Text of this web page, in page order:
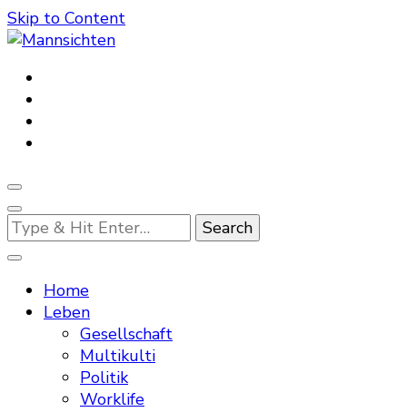
Skip to Content
Mannsichten
Was Männer wollen. Was Männer denken.
Looking
for
Something?
Home
Leben
Gesellschaft
Multikulti
Politik
Worklife